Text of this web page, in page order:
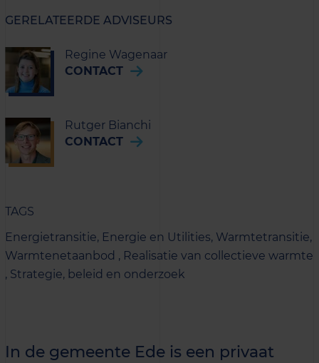
GERELATEERDE ADVISEURS
Regine Wagenaar
CONTACT
Rutger Bianchi
CONTACT
TAGS
Energietransitie, Energie en Utilities, Warmtetransitie,
Warmtenetaanbod , Realisatie van collectieve warmte
, Strategie, beleid en onderzoek
In de gemeente Ede is een privaat